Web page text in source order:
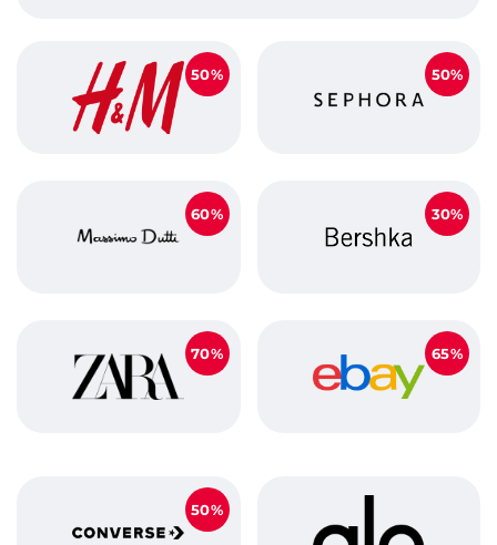
50% 50%
60% 30%
70% 65%
50%